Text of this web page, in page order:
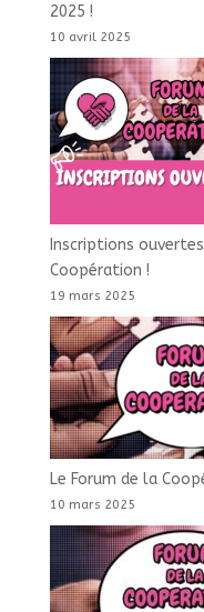
2025 !
10 avril 2025
Inscriptions
Coopération !
19 mars 2025
Le Forum de la
10 mars 2025